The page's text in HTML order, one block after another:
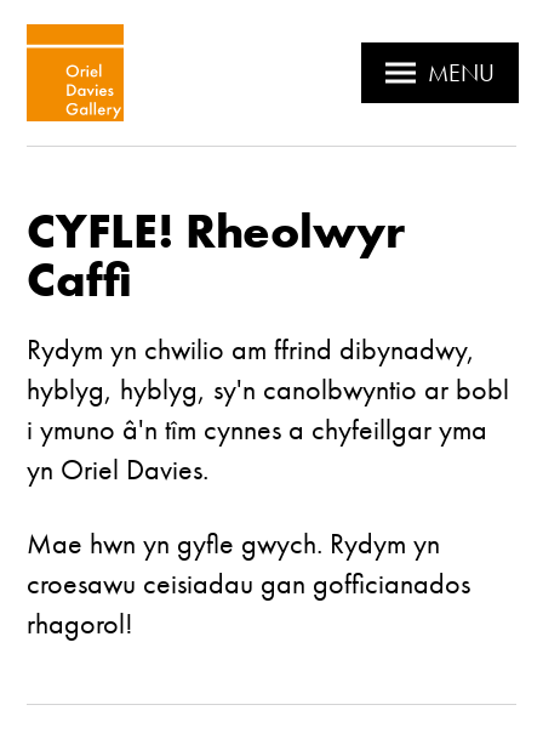
MENU
CYFLE! Rheolwyr
Caffi
Rydym yn chwilio am ffrind dibynadwy,
hyblyg, hyblyg, sy'n canolbwyntio ar bobl
i ymuno â'n tîm cynnes a chyfeillgar yma
yn Oriel Davies.
Mae hwn yn gyfle gwych. Rydym yn
croesawu ceisiadau gan gofficianados
rhagorol!